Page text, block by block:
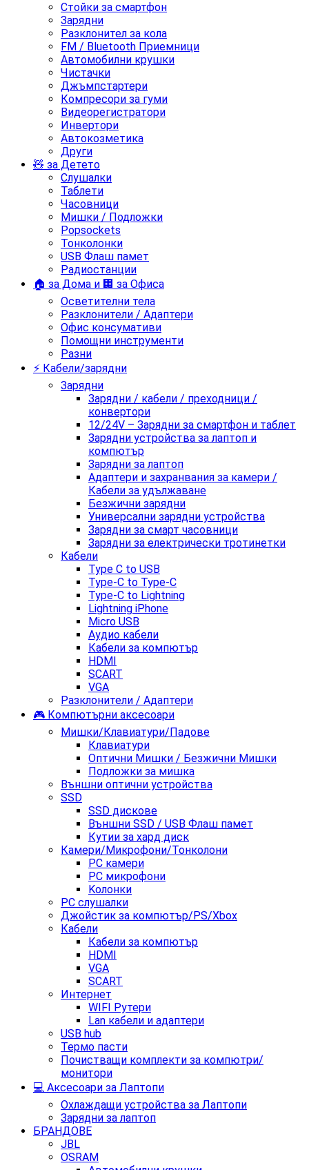
Стойки за смартфон
Зарядни
Разклонител за кола
FM / Bluetooth Приемници
Автомобилни крушки
Чистачки
Джъмпстартери
Компресори за гуми
Видеорегистратори
Инвертори
Автокозметика
Други
🧸 за Детето
Слушалки
Таблети
Часовници
Мишки / Подложки
Popsockets
Тонколонки
USB Флаш памет
Радиостанции
🏠 за Дома и 🏢 за Офиса
Осветителни тела
Разклонители / Адаптери
Офис консумативи
Помощни инструменти
Разни
⚡ Кабели/зарядни
Зарядни
Зарядни / кабели / преходници /
конвертори
12/24V – Зарядни за смартфон и таблет
Зарядни устройства за лаптоп и
компютър
Зарядни за лаптоп
Адаптери и захранвания за камери /
Кабели за удължаване
Безжични зарядни
Универсални зарядни устройства
Зарядни за смарт часовници
Зарядни за електрически тротинетки
Кабели
Type C to USB
Type-C to Type-C
Type-C to Lightning
Lightning iPhone
Micro USB
Аудио кабели
Кабели за компютър
HDMI
SCART
VGA
Разклонители / Адаптери
🎮 Компютърни аксесоари
Мишки/Клавиатури/Падове
Клавиатури
Оптични Мишки / Безжични Мишки
Подложки за мишка
Външни оптични устройства
SSD
SSD дискове
Външни SSD / USB Флаш памет
Кутии за хард диск
Камери/Микрофони/Тонколони
PC камери
PC микрофони
Kолонки
PC слушалки
Джойстик за компютър/PS/Xbox
Кабели
Кабели за компютър
HDMI
VGA
SCART
Интернет
WIFI Рутери
Lan кабели и адаптери
USB hub
Термо пасти
Почистващи комплекти за компютри/
монитори
💻 Аксесоари за Лаптопи
Охлаждащи устройства за Лаптопи
Зарядни за лаптоп
БРАНДОВЕ
JBL
OSRAM